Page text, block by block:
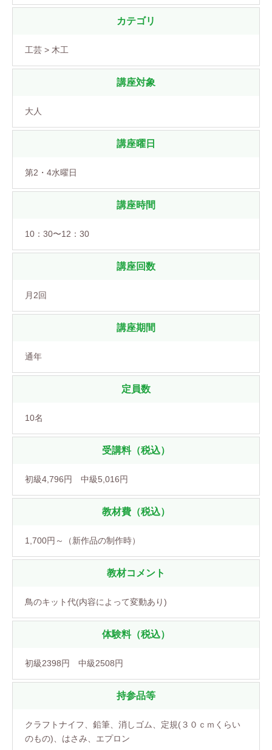
カテゴリ
工芸 > 木工
講座対象
大人
講座曜日
第2・4水曜日
講座時間
10：30〜12：30
講座回数
月2回
講座期間
通年
定員数
10名
受講料（税込）
初級4,796円 中級5,016円
教材費（税込）
1,700円～（新作品の制作時）
教材コメント
鳥のキット代(内容によって変動あり)
体験料（税込）
初級2398円 中級2508円
持参品等
クラフトナイフ、鉛筆、消しゴム、定規(３０ｃｍくらい
のもの)、はさみ、エプロン